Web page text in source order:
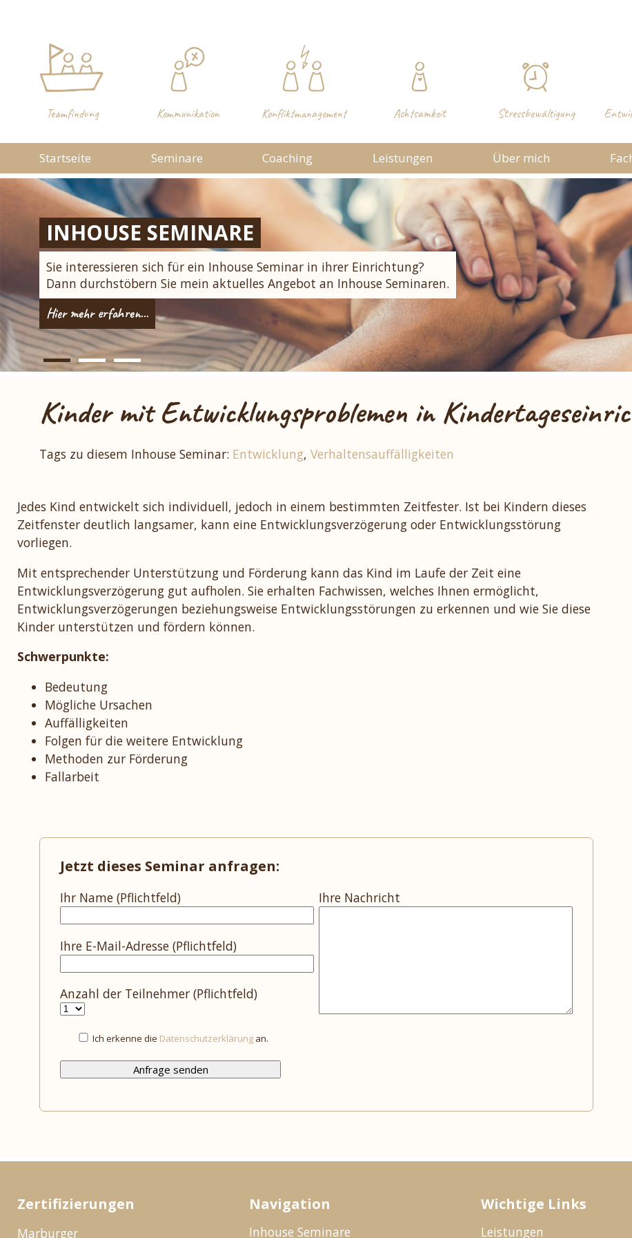
Teamfindung Kommunikation Konfliktmanagement Achtsamkeit Stressbewältigung
Startseite Seminare Coaching Leistungen Über mich
INHOUSE SEMINARE
Sie interessieren sich für ein Inhouse Seminar in ihrer Einrichtung?
Dann durchstöbern Sie mein aktuelles Angebot an Inhouse Seminaren.
Hier mehr erfahren...
EXTERNE SEMINARE
Hier finden Sie alle aktuellen Seminare in Zusammenarbeit
mit verschiedenen Bildungsträgern
Hier mehr erfahren...
INDIVIDUELLES SEMINAR THEMA
Sie suchen eine Referentin für ein Inhouse Seminar
mit einem individuellen Themenwunsch?
Hier mehr erfahren...
Kinder mit Entwicklungsproblemen in
Tags zu diesem Inhouse Seminar: Entwicklung, Verhaltensauffälligkeiten
Jedes Kind entwickelt sich individuell, jedoch in einem bestimmten Zeitfester. Ist bei Kindern dieses
Zeitfenster deutlich langsamer, kann eine Entwicklungsverzögerung oder Entwicklungsstörung
vorliegen.
Mit entsprechender Unterstützung und Förderung kann das Kind im Laufe der Zeit eine
Entwicklungsverzögerung gut aufholen. Sie erhalten Fachwissen, welches Ihnen ermöglicht,
Entwicklungsverzögerungen beziehungsweise Entwicklungsstörungen zu erkennen und wie Sie diese
Kinder unterstützen und fördern können.
Schwerpunkte:
Bedeutung
Mögliche Ursachen
Auffälligkeiten
Folgen für die weitere Entwicklung
Methoden zur Förderung
Fallarbeit
Jetzt dieses Seminar anfragen:
Ihr Name (Pflichtfeld)
Ihre E-Mail-Adresse (Pflichtfeld)
Anzahl der Teilnehmer (Pflichtfeld)
Ihre Nachricht
Ich erkenne die Datenschutzerklärungan.
Zertifizierungen
Marburger
Navigation
Inhouse Seminare
Wichtige Links
Leistungen